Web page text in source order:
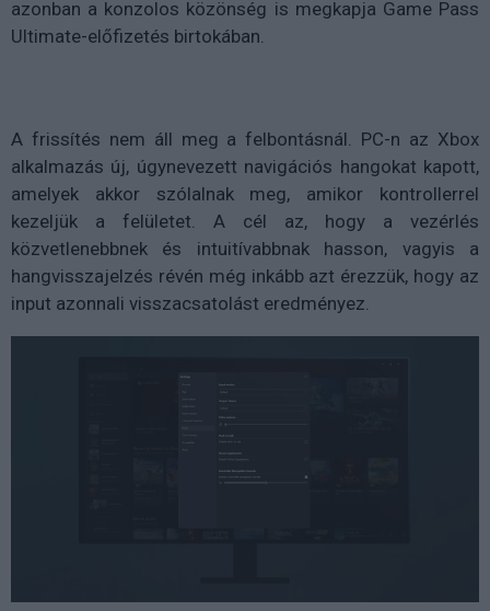
azonban a konzolos közönség is megkapja Game Pass
Ultimate-előfizetés birtokában.
A frissítés nem áll meg a felbontásnál. PC-n az Xbox
alkalmazás új, úgynevezett navigációs hangokat kapott,
amelyek akkor szólalnak meg, amikor kontrollerrel
kezeljük a felületet. A cél az, hogy a vezérlés
közvetlenebbnek és intuitívabbnak hasson, vagyis a
hangvisszajelzés révén még inkább azt érezzük, hogy az
input azonnali visszacsatolást eredményez.